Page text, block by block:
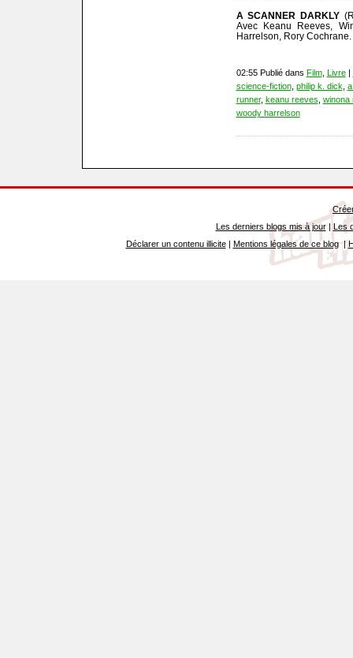
A SCANNER DARKLY
Avec Keanu Reeves,
Harrelson, Rory Cochrane.
02:55 Publié dans Film, Livre|
science-fiction, philip k. dick
runner, keanu reeves winona
woody harrelson
Les derniers blogs mis à jour| Les
Déclarer un contenu illicite| Mentions légales de ce blog|